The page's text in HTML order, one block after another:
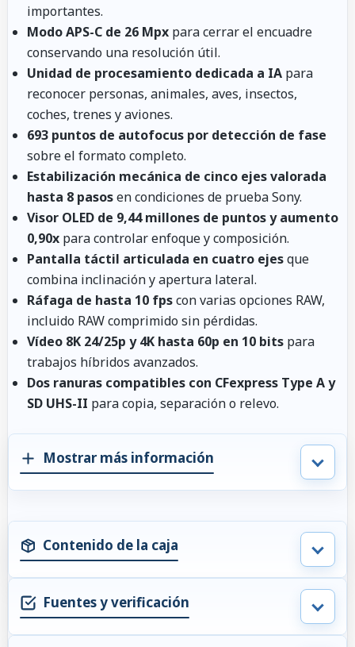
importantes.
Modo APS-C de 26 Mpx para cerrar el encuadre
conservando una resolución útil.
Unidad de procesamiento dedicada a IA para
reconocer personas, animales, aves, insectos,
coches, trenes y aviones.
693 puntos de autofocus por detección de fase
sobre el formato completo.
Estabilización mecánica de cinco ejes valorada
hasta 8 pasosen condiciones de prueba Sony.
Visor OLED de 9,44 millones de puntos y aumento
0,90x para controlar enfoque y composición.
Pantalla táctil articulada en cuatro ejesque
combina inclinación y apertura lateral.
Ráfaga de hasta 10 fpscon varias opciones RAW,
incluido RAW comprimido sin pérdidas.
Vídeo 8K 24/25p y 4K hasta 60p en 10 bits para
trabajos híbridos avanzados.
Dos ranuras compatibles con CFexpress Type A y
SD UHS-II para copia, separación o relevo.
Mostrar más información
Contenido de la caja
Fuentes y verificación